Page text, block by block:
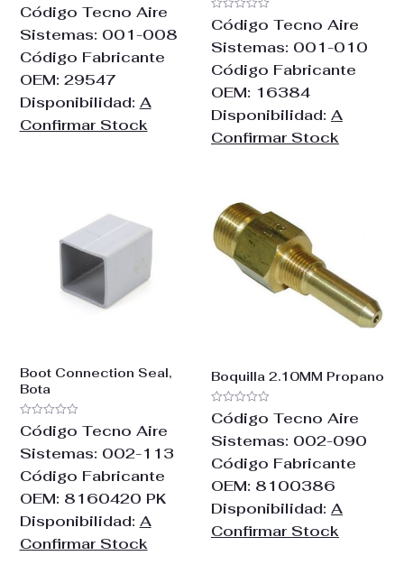
Valorado
con
0
de
Código Tecno Aire
Sistemas: 001-008
Código Fabricante
OEM: 29547
Disponibilidad: A
Confirmar Stock
Valorado
con
0
de
Código Tecno Aire
Sistemas: 001-010
Código Fabricante
OEM: 16384
Disponibilidad: A
Confirmar Stock
Boot Connection Seal,
Bota
Valorado
con
0
de
Código Tecno Aire
Sistemas: 002-113
Código Fabricante
OEM: 8160420 PK
Disponibilidad: A
Confirmar Stock
Boquilla 2.10MM Propano
Valorado
con
0
de
Código Tecno Aire
Sistemas: 002-090
Código Fabricante
OEM: 8100386
Disponibilidad: A
Confirmar Stock